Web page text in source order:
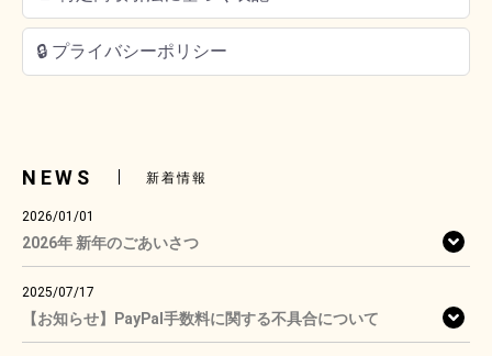
🔒 プライバシーポリシー
NEWS 新着情報
2026/01/01
2026年 新年のごあいさつ
2025/07/17
【お知らせ】PayPal手数料に関する不具合について